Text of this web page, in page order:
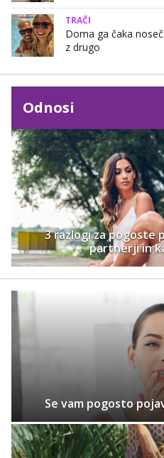
TRAČI
Doma ga čaka
z drugo
Odnosi
3 razlogi za pogoste
partnerji in
Se vam pogosto